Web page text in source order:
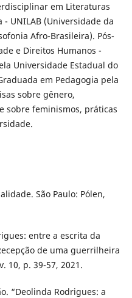
em Literaturas
UNILAB (Universidade da
Afro-Brasileira). Pós-
e Direitos Humanos -
Universidade Estadual do
em Pedagogia pela
sobre gênero,
sobre feminismos, práticas
São Paulo: Pólen,
entre a escrita da
de uma guerrilheira
10, p. 39-57, 2021.
“Deolinda Rodrigues: a